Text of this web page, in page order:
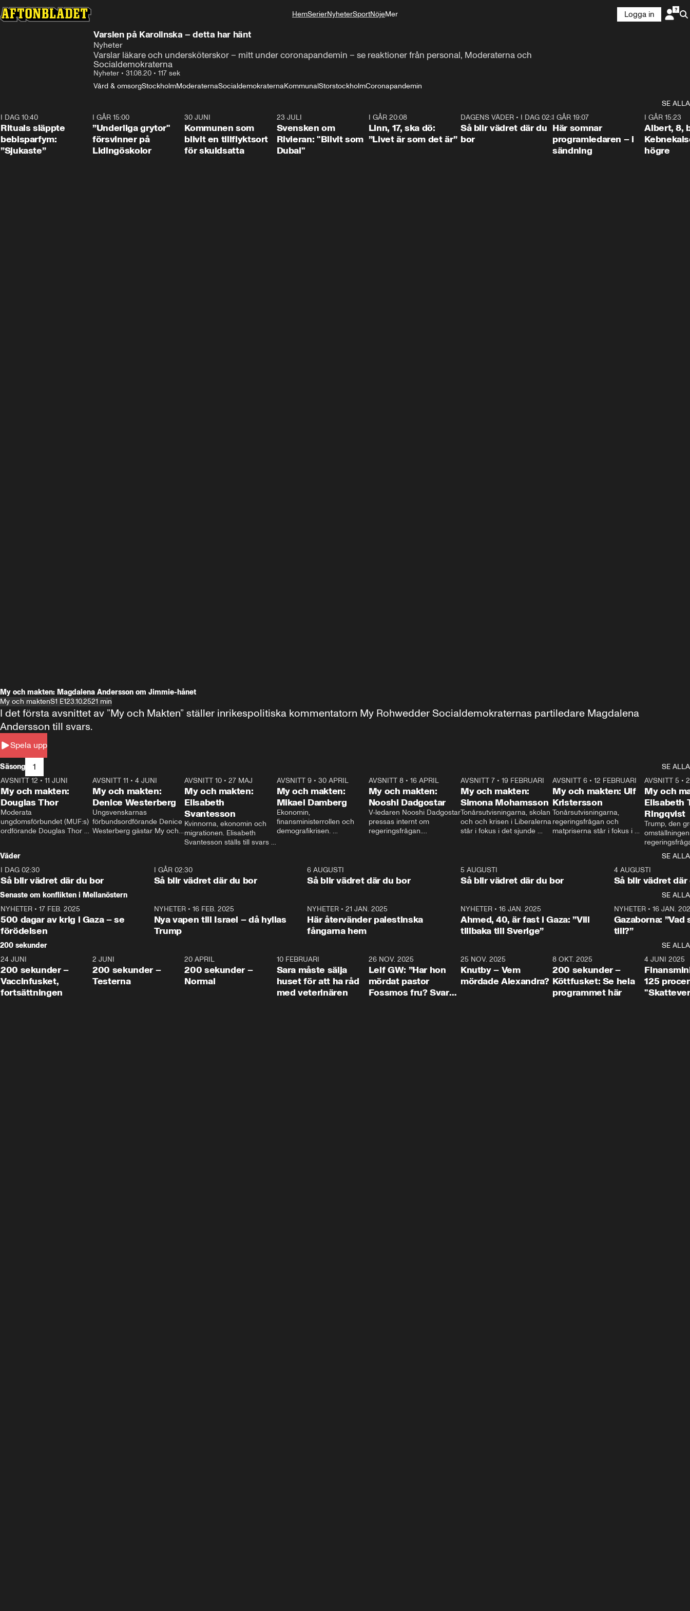
HemSerierNyheterSportNöjeMer
Logga in
Varslen på Karolinska – detta har hänt
Nyheter
Varslar läkare och undersköterskor – mitt under coronapandemin – se reaktioner från personal, Moderaterna och
Socialdemokraterna
Nyheter • 31.08.20 • 117 sek
Vård & omsorgStockholmModeraternaSocialdemokraternaKommunalStorstockholmCoronapandemin
SE ALLA
I DAG 10:40
Rituals släppte
bebisparfym:
”Sjukaste”
1:07
I GÅR 15:00
”Underliga grytor"
försvinner på
Lidingöskolor
30 JUNI
Kommunen som
blivit en tillflyktsort
för skuldsatta
23 JULI
Svensken om
Rivieran: "Blivit som
Dubai"
I GÅR 20:08
Linn, 17, ska dö:
”Livet är som det är”
1:06
DAGENS VÄDER• I DAG 02:30
Så blir vädret där du
bor
I GÅR 19:07
Här somnar
programledaren – i
sändning
I GÅR 15:23
Albert, 8,
högre
My och makten: Magdalena Andersson om Jimmie-hånet
My och maktenS1 E123.10.2521 min
Spela upp
I det första avsnittet av ”My och Makten” ställer inrikespolitiska kommentatorn My Rohwedder Socialdemokraternas partiledare Magdalena
Andersson till svars.
Säsong 1
SE ALLA
26:27
AVSNITT 12 • 11 JUNI
My och makten:
Douglas Thor
Moderata
ungdomsförbundet (MUF:s)
ordförande Douglas Thor
tonårsutvisningarna och hur
Moderaterna ska locka
väljare till valet i höst.
23:40
AVSNITT 11 •4 JUNI
My och makten:
Denice Westerberg
Ungsvenskarnas
förbundsordförande Denice
Westerberg gästar My och
AVSNITT 10 •27 MAJ
My och makten:
Elisabeth
Svantesson
Kvinnorna, ekonomin och
migrationen. Elisabeth
Svantesson ställs till svars
AVSNITT 9• 30 APRIL
My och makten:
Mikael Damberg
Ekonomin,
finansministerrollen och
demografikrisen.
och Makten.
AVSNITT 8• 16 APRIL
My och makten:
Nooshi Dadgostar
V-ledaren Nooshi Dadgostar
pressas internt om
regeringsfrågan.
– Vi ställer upp i val. Ska vi
vara med så sitter vi förstås
24:30
AVSNITT 7• 19 FEBRUARI
My och makten:
Simona Mohamsson
Tonårsutvisningarna, skolan
och och krisen i Liberalerna
står i fokus i det sjunde
kommentator My
Rohwedder ställer
utbildnings- och
Mohamsson till svars.
27:30
AVSNITT 6 •12 FEBRUARI
My och makten: Ulf
Kristersson
Tonårsutvisningarna,
regeringsfrågan och
matpriserna står i fokus i
Rohwedder ställer
statsminister Ulf Kristersson
AVSNITT 5 •
My och
Elisabeth
Ringqvist
Trump, den
centrum i
avsnittet av
Makten”. Se
Aftonbladets
Rohwedder
Thand Ring
Väder
SE ALLA
I DAG 02:30
Så blir vädret där du bor
1:06
I GÅR 02:30
Så blir vädret där du bor
6 AUGUSTI
Så blir vädret där du bor
5 AUGUSTI
Så blir vädret där du bor
4 AUGUSTI
Så blir vädret där
Senaste om konflikten i Mellanöstern
SE ALLA
NYHETER • 17 FEB. 2025
500 dagar av krig i Gaza – se
förödelsen
NYHETER• 16 FEB. 2025
Nya vapen till Israel – då hyllas
Trump
NYHETER •21 JAN. 2025
Här återvänder palestinska
fångarna hem
NYHETER• 16 JAN. 2025
Ahmed, 40, är fast i Gaza: ”Vill
tillbaka till Sverige”
NYHETER• 16 JAN.
Gazaborna:
till?”
200 sekunder
SE ALLA
5:00
24 JUNI
200 sekunder –
Vaccinfusket,
fortsättningen
4:23
2 JUNI
200 sekunder –
Testerna
20 APRIL
200 sekunder –
Normal
10 FEBRUARI
Sara måste sälja
huset för att ha råd
med veterinären
26 NOV. 2025
Leif GW: ”Har hon
mördat pastor
Fossmos fru? Svar
31:05
25 NOV. 2025
Knutby – Vem
mördade Alexandra?
4:29
8 OKT. 2025
200 sekunder –
Köttfusket: Se hela
programmet här
4 JUNI 2025
125